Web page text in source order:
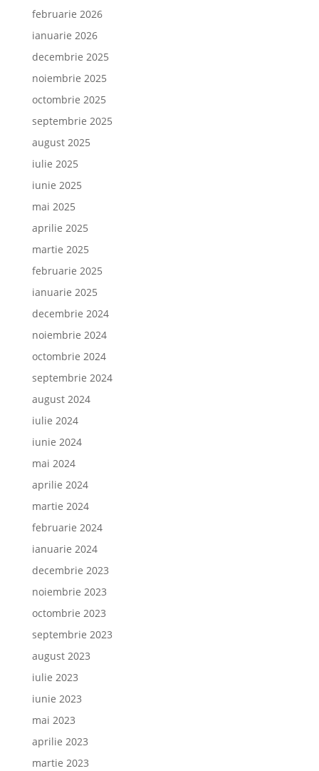
februarie 2026
ianuarie 2026
decembrie 2025
noiembrie 2025
octombrie 2025
septembrie 2025
august 2025
iulie 2025
iunie 2025
mai 2025
aprilie 2025
martie 2025
februarie 2025
ianuarie 2025
decembrie 2024
noiembrie 2024
octombrie 2024
septembrie 2024
august 2024
iulie 2024
iunie 2024
mai 2024
aprilie 2024
martie 2024
februarie 2024
ianuarie 2024
decembrie 2023
noiembrie 2023
octombrie 2023
septembrie 2023
august 2023
iulie 2023
iunie 2023
mai 2023
aprilie 2023
martie 2023